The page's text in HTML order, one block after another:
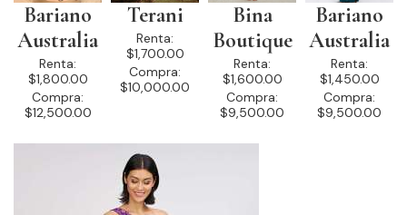
Bariano
Australia
Renta:
$1,800.00
Compra:
$12,500.00
Terani
Renta:
$1,700.00
Compra:
$10,000.00
Bina
Boutique
Renta:
$1,600.00
Compra:
$9,500.00
Bariano
Australia
Renta:
$1,450.00
Compra:
$9,500.00